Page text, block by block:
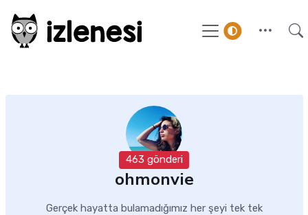
463 gönderi
ohmonvie
Gerçek hayatta bulamadığımız her şeyi tek tek